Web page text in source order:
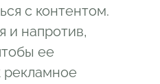
с контентом.
и напротив,
ее
рекламное